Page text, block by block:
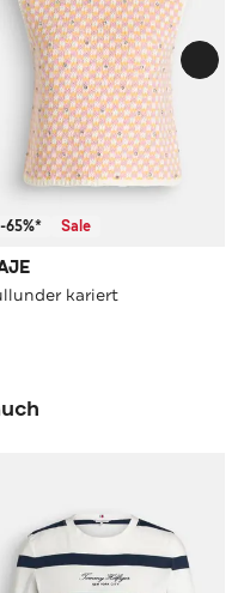
-65%* Sale
kariert